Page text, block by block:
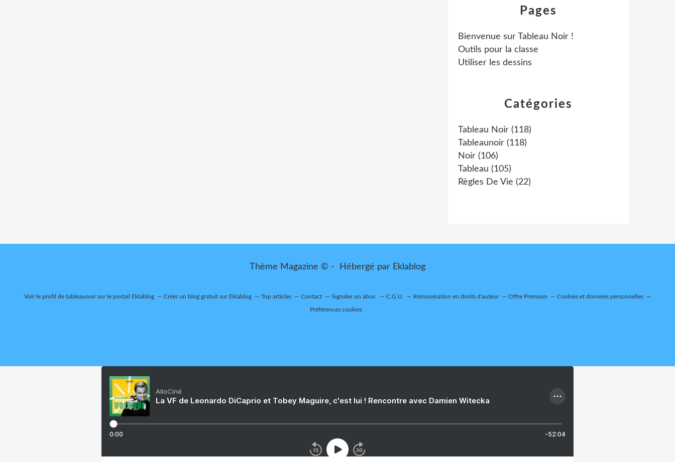
Catégories
Tableau Noir (118)
Tableaunoir (118)
Noir (106)
Tableau (105)
Règles De Vie (22)
Pages
Bienvenue sur Tableau Noir !
Outils pour la classe
Utiliser les dessins
Thème Magazine © - Hébergé par Eklablog
Voir le profil de tableaunoirsur le portail Eklablog Créer un blog gratuit sur Eklablog Top articles Contact Signaler un abus C.G.U. Rémunération en droits d'auteur Offre Premium Cookies et données personnelles
Préférences cookies
AlloCiné
La VF de Leonardo DiCaprio et Tobey Maguire, c'est lui ! Rencontre avec Damien Witecka
0:00 -52:04